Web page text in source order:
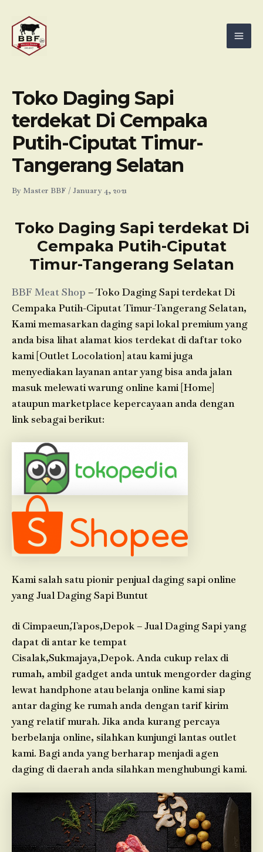
content
Toko Daging Sapi
terdekat Di Cempaka
Putih-Ciputat Timur-
Tangerang Selatan
By Master BBF /January 4, 2021
Toko Daging Sapi terdekat Di
Cempaka Putih-Ciputat
Timur-Tangerang Selatan
BBF Meat Shop – Toko Daging Sapi terdekat Di
Cempaka Putih-Ciputat Timur-Tangerang Selatan,
Kami memasarkan daging sapi lokal premium yang
anda bisa lihat alamat kios terdekat di daftar toko
kami [Outlet Locolation] atau kami juga
menyediakan layanan antar yang bisa anda jalan
masuk melewati warung online kami [Home]
ataupun marketplace kepercayaan anda dengan
link sebagai berikut:
Kami salah satu pionir penjual daging sapi online
yang Jual Daging Sapi Buntut
di Cimpaeun,Tapos,Depok – Jual Daging Sapi yang
dapat di antar ke tempat
Cisalak,Sukmajaya,Depok. Anda cukup relax di
rumah, ambil gadget anda untuk mengorder daging
lewat handphone atau belanja online kami siap
antar daging ke rumah anda dengan tarif kirim
yang relatif murah. Jika anda kurang percaya
berbelanja online, silahkan kunjungi lantas outlet
kami. Bagi anda yang berharap menjadi agen
daging di daerah anda silahkan menghubungi kami.